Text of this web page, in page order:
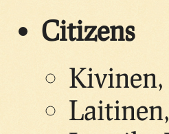
Citizens